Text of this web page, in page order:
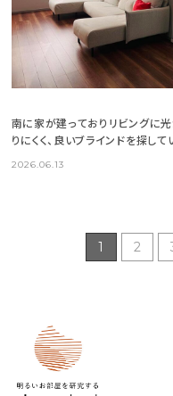
南に家が建っておりリビングに
りにくく、良いブラインドを探して
2026.06.13
1 2